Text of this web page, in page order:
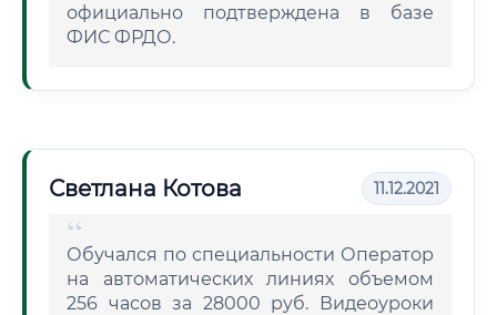
официально подтверждена в базе
ФИС ФРДО.
Светлана Котова 11.12.2021
Обучался по специальности Оператор
на автоматических линиях объемом
256 часов за 28000 руб. Видеоуроки